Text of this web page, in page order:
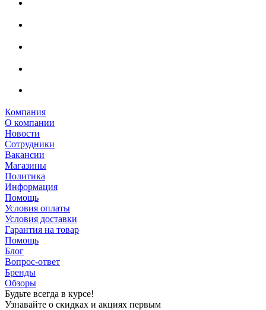
Компания
О компании
Новости
Сотрудники
Вакансии
Магазины
Политика
Информация
Помощь
Условия оплаты
Условия доставки
Гарантия на товар
Помощь
Блог
Вопрос-ответ
Бренды
Обзоры
Будьте всегда в курсе!
Узнавайте о скидках и акциях первым